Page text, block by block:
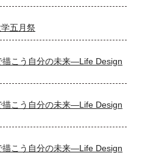
五月祭
こう自分の未来―Life Design
こう自分の未来―Life Design
こう自分の未来―Life Design